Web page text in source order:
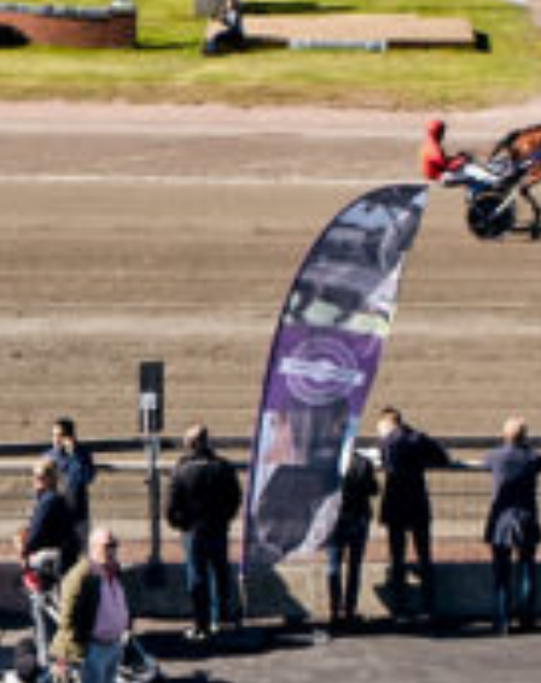
Åby Stora Pris 2026
Supertorsdag för företag
Supertorsdag
Ponnytravtävlingar
Samarbetspartners
Licenskurser
Kursutbud och Aktiviteter
Ungdoms­stipendium
Ledningsgrupp
Kontakt
Styrelsen
Åby Trav­sällskap
Intresseföreningar
Press